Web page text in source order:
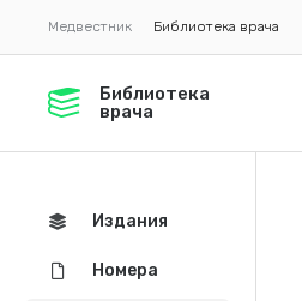
Медвестник Библиотека врача
Библиотека
врача
Издания
Номера